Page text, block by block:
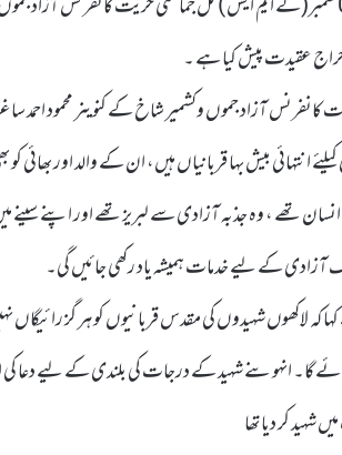
خراج عقیدت پیش کیا ہے ۔
کانفرنس آزاد جموں وکشمیر شاخ کے کنوینر محمود احمد
انتہائی بیش بہا قربانیاں ہیں، ان کے والد اور بھائی کو
تھے ، وہ جذبہ آزادی سے لبریز تھے اور اپنے سینے میں
آزادی کے لیے خدمات ہمیشہ یاد رکھی جائیں گی۔
کہ لاکھوں شہیدوں کی مقدس قربانیوں کو ہر گز
گا۔ انہوںنے شہید کے درجات کی بلندی کے لیے دعا کی
شہید کر دیا تھا